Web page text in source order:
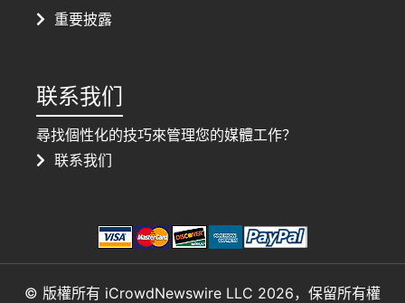
重要披露
联系我们
尋找個性化的技巧來管理您的媒體工作？
联系我们
© 版權所有 iCrowdNewswire LLC 2026，保留所有權